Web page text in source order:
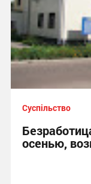
Суспільство
осенью,